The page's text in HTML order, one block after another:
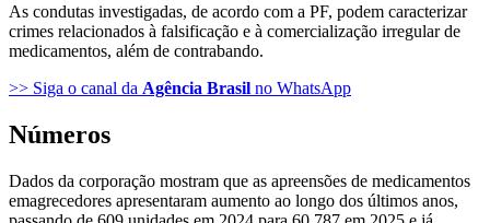
As condutas investigadas, de acordo com a PF, podem caracterizar
crimes relacionados à falsificação e à comercialização irregular de
medicamentos, além de contrabando.
>> Siga o canal da Agência Brasil no WhatsApp
Números
Dados da corporação mostram que as apreensões de medicamentos
emagrecedores apresentaram aumento ao longo dos últimos anos,